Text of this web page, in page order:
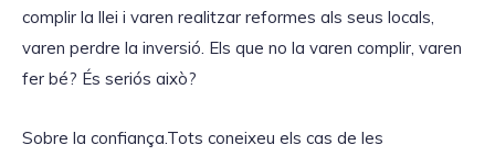
complir la llei i varen realitzar reformes als seus locals,
varen perdre la inversió. Els que no la varen complir, varen
fer bé? És seriós això?
Sobre la confiança.Tots coneixeu els cas de les